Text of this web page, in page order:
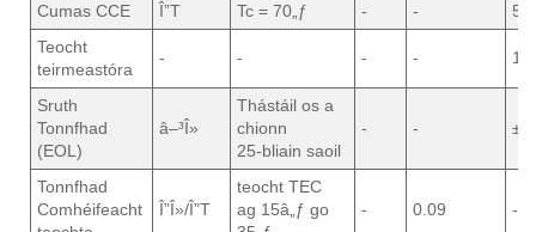
Cumas CCE Î”T Tc = 70„ƒ - -
50
Teocht
teirmeastóra
- - - -
Sruth
Tonnfhad
(EOL)
â–³Î»
Thástáil os a
chionn
25-bliain saoil
- -
Tonnfhad
Comhéifeacht
Î”Î»/Î”T
teocht TEC
ag 15â„ƒ go
- 0.09 -